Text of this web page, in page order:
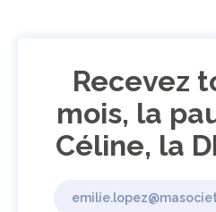
Recevez
mois, la
Céline, la